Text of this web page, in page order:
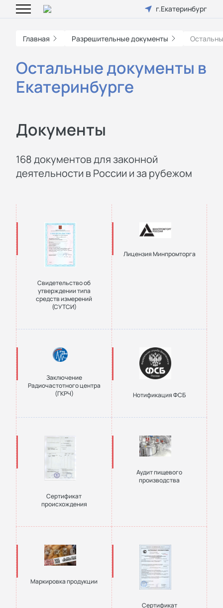
г.Екатеринбург
Главная Разрешительные документы
Остальные документы в
Екатеринбурге
Документы
168 документов для законной
деятельности в России и за рубежом
Свидетельство об
утверждении типа
средств измерений
(СУТСИ)
Лицензия Минпромторга
Заключение
Радиочастотного центра
(ГКРЧ)
Нотификация ФСБ
Сертификат
происхождения
Аудит пищевого
производства
Маркировка продукции
Сертификат